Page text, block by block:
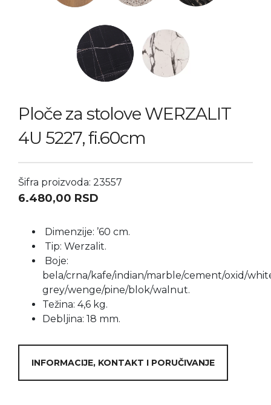
Ploče za stolove WERZALIT
4U 5227, fi.60cm
Šifra proizvoda: 23557
6.480,00 RSD
Dimenzije: ’60 cm.
Tip: Werzalit.
Boje:
bela/crna/kafe/indian/marble/cement/oxid/
grey/wenge/pine/blok/walnut.
Težina: 4,6 kg.
Debljina: 18 mm.
INFORMACIJE, KONTAKT I PORUČIVANJE